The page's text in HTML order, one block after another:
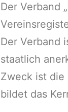
Der Verband
Der Verband
staatlich
Zweck ist die
bildet das